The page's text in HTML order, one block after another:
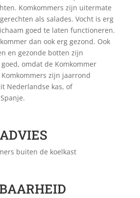
Komkommers zijn uitermate
als salades. Vocht is erg
goed te laten functioneren.
dan ook erg gezond. Ook
en gezonde botten zijn
omdat de Komkommer
zijn jaarrond
Nederlandse kas, of
buiten de koelkast